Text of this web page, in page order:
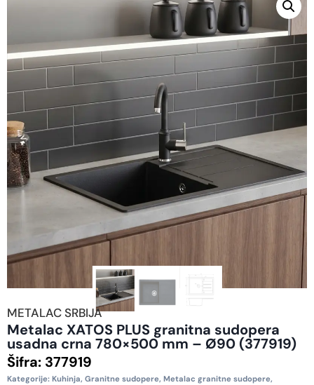
METALAC SRBIJA
Metalac XATOS PLUS granitna sudopera
usadna crna 780×500 mm – Ø90 (377919)
Šifra: 377919
Kategorije: Kuhinja, Granitne sudopere, Metalac granitne sudopere,